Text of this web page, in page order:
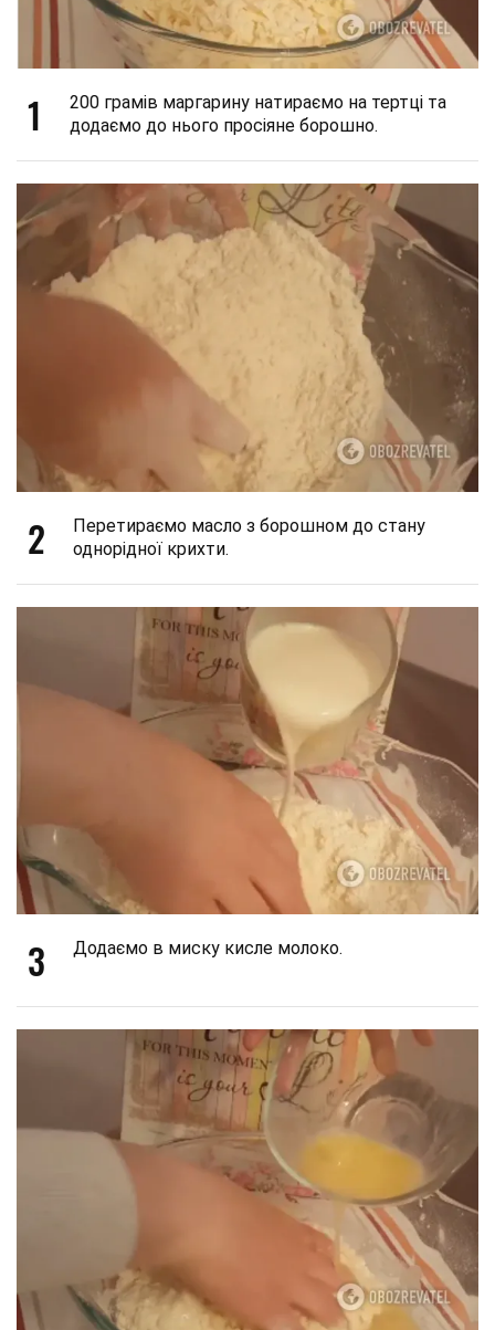
1
200 грамів маргарину натираємо на тертці та
додаємо до нього просіяне борошно.
2
Перетираємо масло з борошном до стану
однорідної крихти.
3 Додаємо в миску кисле молоко.